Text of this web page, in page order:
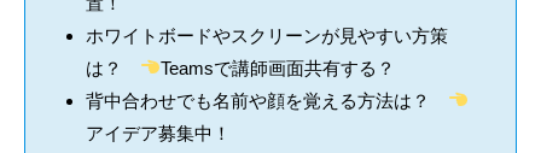
ホワイトボードやスクリーンが見やすい方策
は？
Teamsで講師画面共有する？
背中合わせでも名前や顔を覚える方法は？
アイデア募集中！